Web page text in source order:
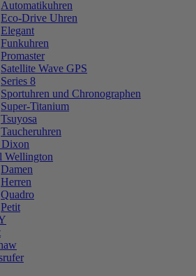
Automatikuhren
Eco-Drive Uhren
Elegant
Funkuhren
Promaster
Satellite Wave GPS
Series 8
Sportuhren und Chronographen
Super-Titanium
Tsuyosa
Taucheruhren
Wellington
Damen
Herren
Quadro
Petit